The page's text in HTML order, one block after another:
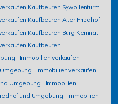
Kaufbeuren Sywollenturm
Kaufbeuren Alter Friedhof
Kaufbeuren Burg Kemnat
Kaufbeuren
Immobilien verkaufen
Immobilien verkaufen
Umgebung
Immobilien
und Umgebung
Immobilien